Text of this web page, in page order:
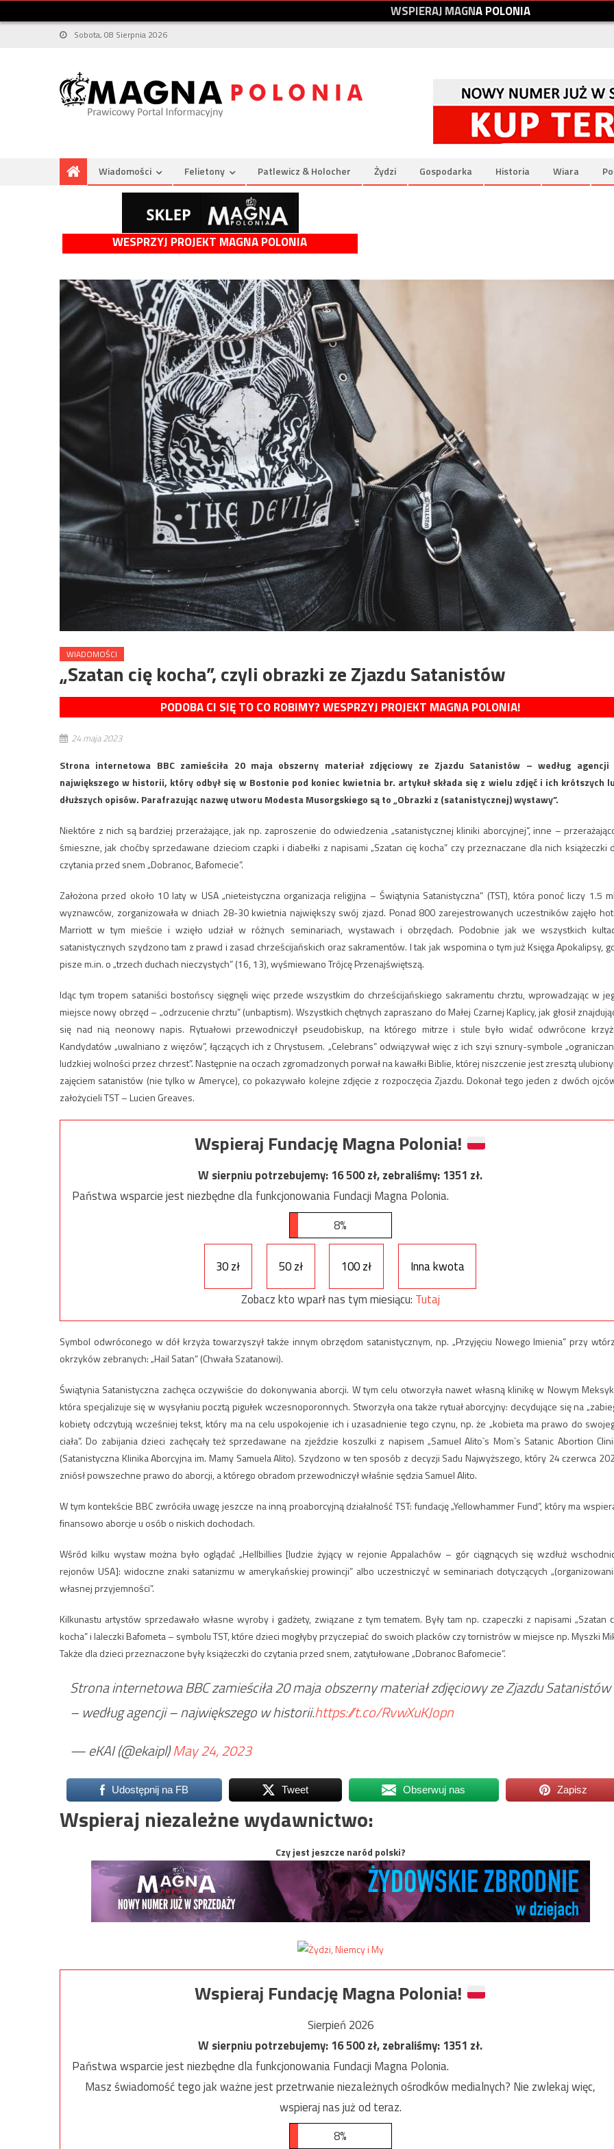
WSPIERAJMAGNAPOLONIA
Sobota, 08 Sierpnia 2026
Wiadomości Felietony Patlewicz & Holocher Żydzi Gospodarka Historia Wiara
WESPRZYJ PROJEKT MAGNA POLONIA
WIADOMOŚCI
„Szatan cię kocha”, czyli obrazki ze Zjazdu Satanistów
PODOBA CI SIĘ TO CO ROBIMY? WESPRZYJ PROJEKT MAGNA POLONIA!
24 maja 2023
Strona internetowa BBC zamieściła 20 maja obszerny materiał zdjęciowy ze Zjazdu Satanistów – według agencji
największego w historii, który odbył się w Bostonie pod koniec kwietnia br. artykuł składa się z wielu zdjęć i ich krótszych
dłuższych opisów. Parafrazując nazwę utworu Modesta Musorgskiego są to „Obrazki z (satanistycznej) wystawy”.
Niektóre z nich są bardziej przerażające, jak np. zaproszenie do odwiedzenia „satanistycznej kliniki aborcyjnej”, inne –
śmieszne, jak choćby sprzedawane dzieciom czapki i diabełki z napisami „Szatan cię kocha” czy przeznaczane dla nich książeczki
czytania przed snem „Dobranoc, Bafomecie”.
Założona przed około 10 laty w USA „nieteistyczna organizacja religijna – Świątynia Satanistyczna” (TST), która ponoć liczy 1.5
wyznawców, zorganizowała w dniach 28-30 kwietnia największy swój zjazd. Ponad 800 zarejestrowanych uczestników zajęło
Marriott w tym mieście i wzięło udział w różnych seminariach, wystawach i obrzędach. Podobnie jak we wszystkich
satanistycznych szydzono tam z prawd i zasad chrześcijańskich oraz sakramentów. I tak jak wspomina o tym już Księga Apokalipsy,
pisze m.in. o „trzech duchach nieczystych” (16, 13), wyśmiewano Trójcę Przenajświętszą.
Idąc tym tropem sataniści bostońscy sięgnęli więc przede wszystkim do chrześcijańskiego sakramentu chrztu, wprowadzając w
miejsce nowy obrzęd – „odrzucenie chrztu” (unbaptism). Wszystkich chętnych zapraszano do Małej Czarnej Kaplicy, jak głosił
się nad nią neonowy napis. Rytuałowi przewodniczył pseudobiskup, na którego mitrze i stule było widać odwrócone
Kandydatów „uwalniano z więzów”, łączących ich z Chrystusem. „Celebrans” odwiązywał więc z ich szyi sznury-symbole
ludzkiej wolności przez chrzest”. Następnie na oczach zgromadzonych porwał na kawałki Biblie, której niszczenie jest zresztą
zajęciem satanistów (nie tylko w Ameryce), co pokazywało kolejne zdjęcie z rozpoczęcia Zjazdu. Dokonał tego jeden z dwóch
założycieli TST – Lucien Greaves.
Wspieraj Fundację Magna Polonia!
W sierpniu potrzebujemy:16 500zł, zebraliśmy:1351 zł.
Państwa wsparcie jest niezbędne dla funkcjonowania Fundacji Magna Polonia.
8%
30 zł 50 zł 100 zł
Inna kwota
Zobacz kto wparł nas tym miesiącu: Tutaj
Symbol odwróconego w dół krzyża towarzyszył także innym obrzędom satanistycznym, np. „Przyjęciu Nowego Imienia” przy
okrzyków zebranych: „Hail Satan” (Chwała Szatanowi).
Świątynia Satanistyczna zachęca oczywiście do dokonywania aborcji. W tym celu otworzyła nawet własną klinikę w Nowym
która specjalizuje się w wysyłaniu pocztą pigułek wczesnoporonnych. Stworzyła ona także rytuał aborcyjny: decydujące się na
kobiety odczytują wcześniej tekst, który ma na celu uspokojenie ich i uzasadnienie tego czynu, np. że „kobieta ma prawo do
ciała”. Do zabijania dzieci zachęcały też sprzedawane na zjeździe koszulki z napisem „Samuel Alito`s Mom`s Satanic Abortion
(Satanistyczna Klinika Aborcyjna im. Mamy Samuela Alito). Szydzono w ten sposób z decyzji Sadu Najwyższego, który 24 czerwca
zniósł powszechne prawo do aborcji, a którego obradom przewodniczył właśnie sędzia Samuel Alito.
W tym kontekście BBC zwróciła uwagę jeszcze na inną proaborcyjną działalność TST: fundację „Yellowhammer Fund”, który ma
finansowo aborcje u osób o niskich dochodach.
Wśród kilku wystaw można było oglądać „Hellbillies [ludzie żyjący w rejonie Appalachów – gór ciągnących się wzdłuż
rejonów USA]: widoczne znaki satanizmu w amerykańskiej prowincji” albo uczestniczyć w seminariach dotyczących
własnej przyjemności”.
Kilkunastu artystów sprzedawało własne wyroby i gadżety, związane z tym tematem. Były tam np. czapeczki z napisami „Szatan
kocha” i laleczki Bafometa – symbolu TST, które dzieci mogłyby przyczepiać do swoich placków czy tornistrów w miejsce np. Myszki
Także dla dzieci przeznaczone były książeczki do czytania przed snem, zatytułowane „Dobranoc Bafomecie”.
Strona internetowa BBC zamieściła 20 maja obszerny materiał zdjęciowy ze Zjazdu Satanistów
– według agencji – największego w historii.https://t.co/RvwXuKJopn
— eKAI (@ekaipl)May 24, 2023
Udostępnij na FB Tweet Obserwuj nas Zapisz
Wspieraj niezależne wydawnictwo:
Czy jest jeszcze naród polski?
Wspieraj Fundację Magna Polonia!
Sierpień 2026
W sierpniu potrzebujemy:16 500zł, zebraliśmy:1351 zł.
Państwa wsparcie jest niezbędne dla funkcjonowania Fundacji Magna Polonia.
Masz świadomość tego jak ważne jest przetrwanie niezależnych ośrodków medialnych? Nie zwlekaj więc,
wspieraj nas już od teraz.
8%